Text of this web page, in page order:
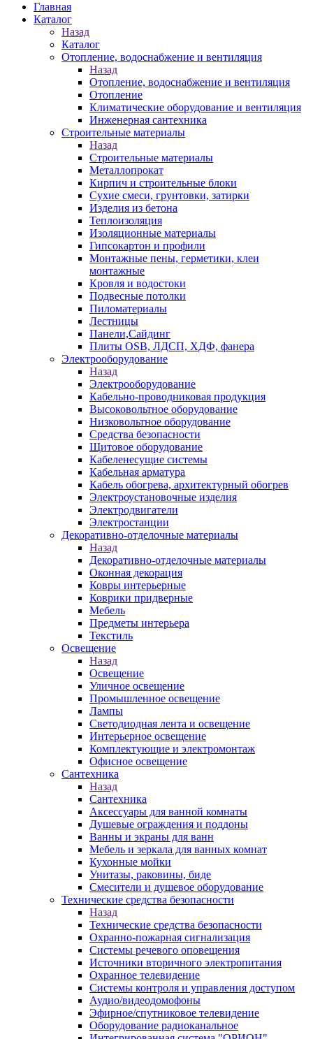
Главная
Каталог
Назад
Каталог
Отопление, водоснабжение и вентиляция
Назад
Отопление, водоснабжение и вентиляция
Отопление
Климатические оборудование и вентиляция
Инженерная сантехника
Строительные материалы
Назад
Строительные материалы
Металлопрокат
Кирпич и строительные блоки
Сухие смеси, грунтовки, затирки
Изделия из бетона
Теплоизоляция
Изоляционные материалы
Гипсокартон и профили
Монтажные пены, герметики, клеи
монтажные
Кровля и водостоки
Подвесные потолки
Пиломатериалы
Лестницы
Панели,Сайдинг
Плиты OSB, ЛДСП, ХДФ, фанера
Электрооборудование
Назад
Электрооборудование
Кабельно-проводниковая продукция
Высоковольтное оборудование
Низковольтное оборудование
Средства безопасности
Щитовое оборудование
Кабеленесущие системы
Кабельная арматура
Кабель обогрева, архитектурный обогрев
Электроустановочные изделия
Электродвигатели
Электростанции
Декоративно-отделочные материалы
Назад
Декоративно-отделочные материалы
Оконная декорация
Ковры интерьерные
Коврики придверные
Мебель
Предметы интерьера
Текстиль
Освещение
Назад
Освещение
Уличное освещение
Промышленное освещение
Лампы
Светодиодная лента и освещение
Интерьерное освещение
Комплектующие и электромонтаж
Офисное освещение
Сантехника
Назад
Сантехника
Аксессуары для ванной комнаты
Душевые ограждения и поддоны
Ванны и экраны для ванн
Мебель и зеркала для ванных комнат
Кухонные мойки
Унитазы, раковины, биде
Смесители и душевое оборудование
Технические средства безопасности
Назад
Технические средства безопасности
Охранно-пожарная сигнализация
Системы речевого оповещения
Источники вторичного электропитания
Охранное телевидение
Системы контроля и управления доступом
Аудио/видеодомофоны
Эфирное/спутниковое телевидение
Оборудование радиоканальное